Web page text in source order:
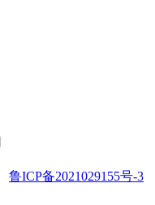
鲁ICP备2021029155号-3